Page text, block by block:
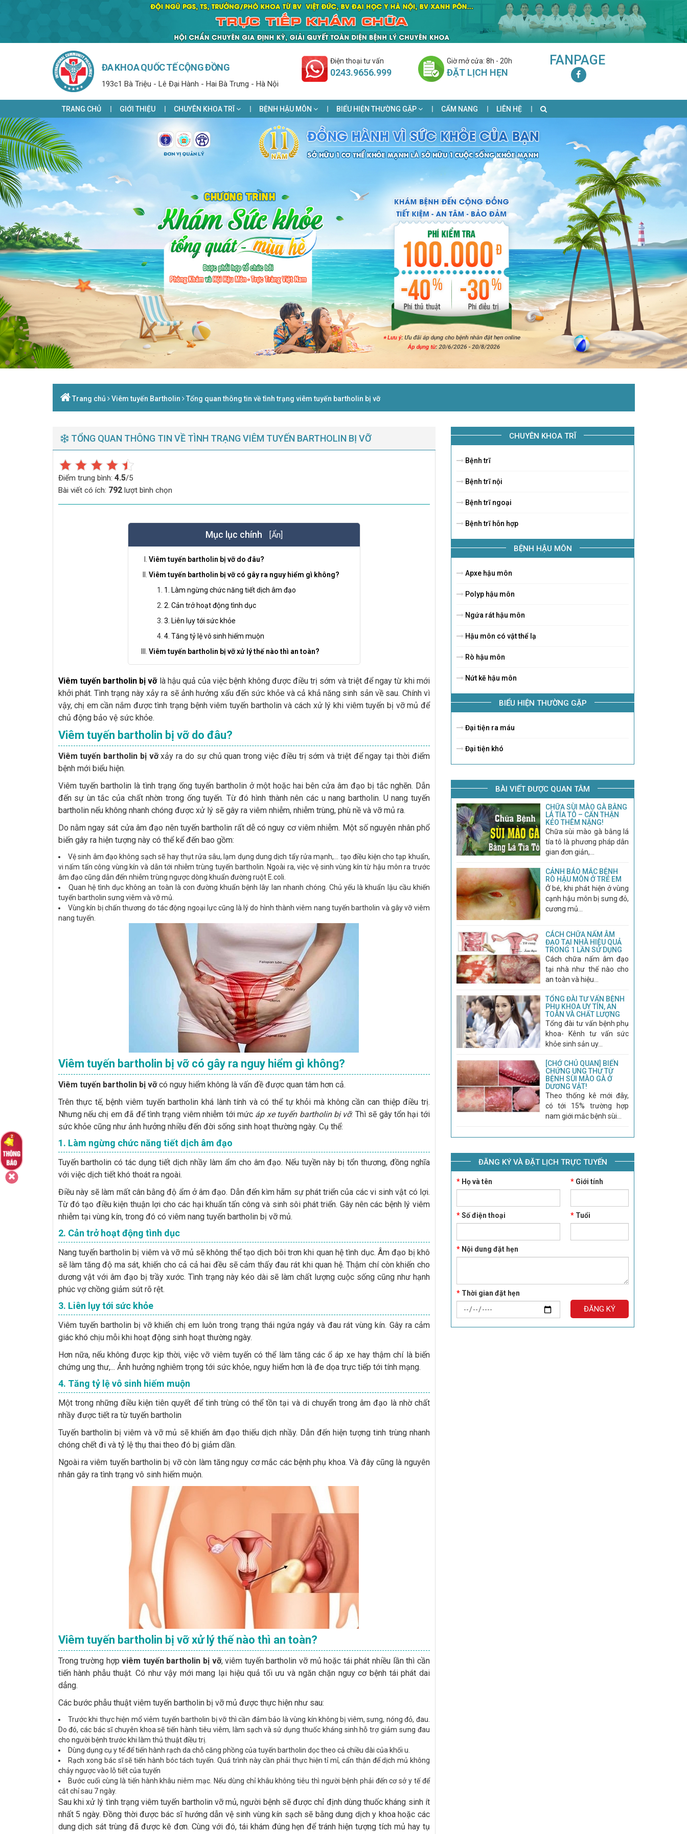
ĐA KHOA QUỐC TẾ CỘNG ĐỒNG
193c1 Bà Triệu - Lê Đại Hành - Hai Bà Trưng - Hà Nội
Điện thoại tư vấn
0243.9656.999
Giờ mở cửa: 8h - 20h
ĐẶT LỊCH HẸN
FANPAGE
TRANG CHỦ GIỚI THIỆU CHUYÊN KHOA TRĨ BỆNH HẬU MÔN BIỂU HIỆN THƯỜNG GẶP CẨM NANG LIÊN HỆ
Trang chủ Viêm tuyến Bartholin Tổng quan thông tin về tình trạng viêm tuyến bartholin bị vỡ
TỔNG QUAN THÔNG TIN VỀ TÌNH TRẠNG VIÊM TUYẾN BARTHOLIN BỊ VỠ
Điểm trung bình: 4.5/5
Bài viết có ích: 792lượt bình chọn
Mục lục chính [Ẩn]
Viêm tuyến bartholin bị vỡ do đâu?
Viêm tuyến bartholin bị vỡ có gây ra nguy hiểm gì không?
1. Làm ngừng chức năng tiết dịch âm đạo
2. Cản trở hoạt động tình dục
3. Liên lụy tới sức khỏe
4. Tăng tỷ lệ vô sinh hiếm muộn
Viêm tuyến bartholin bị vỡ xử lý thế nào thì an toàn?
Viêm tuyến bartholin bị vỡ là hậu quả của việc bệnh không được điều trị sớm và triệt để ngay từ khi mới
khởi phát. Tình trạng này xảy ra sẽ ảnh hưởng xấu đến sức khỏe và cả khả năng sinh sản về sau. Chính vì
vậy, chị em cần nắm được tình trạng bệnh viêm tuyến bartholin và cách xử lý khi viêm tuyến bị vỡ mủ để
chủ động bảo vệ sức khỏe.
Viêm tuyến bartholin bị vỡ do đâu?
Viêm tuyến bartholin bị vỡxảy ra do sự chủ quan trong việc điều trị sớm và triệt để ngay tại thời điểm
bệnh mới biểu hiện.
Viêm tuyến bartholin là tình trạng ống tuyến bartholin ở một hoặc hai bên cửa âm đạo bị tắc nghẽn. Dẫn
đến sự ùn tắc của chất nhờn trong ống tuyến. Từ đó hình thành nên các u nang bartholin. U nang tuyến
bartholin nếu không nhanh chóng được xử lý sẽ gây ra viêm nhiễm, nhiễm trùng, phù nề và vỡ mủ ra.
Do nằm ngay sát cửa âm đạo nên tuyến bartholin rất dễ có nguy cơ viêm nhiễm. Một số nguyên nhân phổ
biến gây ra hiện tượng này có thể kể đến bao gồm:
Vệ sinh âm đạo không sạch sẽ hay thụt rửa sâu, lạm dụng dung dịch tẩy rửa mạnh,... tạo điều kiện cho tạp khuẩn,
vi nấm tấn công vùng kín và dẫn tới nhiễm trùng tuyến bartholin. Ngoài ra, việc vệ sinh vùng kín từ hậu môn ra trước
âm đạo cũng dẫn đến nhiễm trùng ngược dòng khuẩn đường ruột E.coli.
Quan hệ tình dục không an toàn là con đường khuẩn bệnh lây lan nhanh chóng. Chủ yếu là khuẩn lậu cầu khiến
tuyến bartholin sưng viêm và vỡ mủ.
Vùng kín bị chấn thương do tác động ngoại lực cũng là lý do hình thành viêm nang tuyến bartholin và gây vỡ viêm
nang tuyến.
Viêm tuyến bartholin bị vỡ có gây ra nguy hiểm gì không?
Viêm tuyến bartholin bị vỡcó nguy hiểm không là vấn đề được quan tâm hơn cả.
Trên thực tế, bệnh viêm tuyến bartholin khá lành tính và có thể tự khỏi mà không cần can thiệp điều trị.
Nhưng nếu chị em đã để tình trạng viêm nhiễm tới mức áp xe tuyến bartholin bị vỡ. Thì sẽ gây tổn hại tới
sức khỏe cũng như ảnh hưởng nhiều đến đời sống sinh hoạt thường ngày. Cụ thể:
1. Làm ngừng chức năng tiết dịch âm đạo
Tuyến bartholin có tác dụng tiết dịch nhầy làm ẩm cho âm đạo. Nếu tuyền này bị tổn thương, đồng nghĩa
với việc dịch tiết khó thoát ra ngoài.
Điều này sẽ làm mất cân bằng độ ẩm ở âm đạo. Dẫn đến kìm hãm sự phát triển của các vi sinh vật có lợi.
Từ đó tạo điều kiện thuận lợi cho các hại khuẩn tấn công và sinh sôi phát triển. Gây nên các bệnh lý viêm
nhiễm tại vùng kín, trong đó có viêm nang tuyến bartholin bị vỡ mủ.
2. Cản trở hoạt động tình dục
Nang tuyến bartholin bị viêm và vỡ mủ sẽ không thể tạo dịch bôi trơn khi quan hệ tình dục. Âm đạo bị khô
sẽ làm tăng độ ma sát, khiến cho cả cả hai đều sẽ cảm thấy đau rát khi quan hệ. Thậm chí còn khiến cho
dương vật với âm đạo bị trầy xước. Tình trạng này kéo dài sẽ làm chất lượng cuộc sống cũng như hạnh
phúc vợ chồng giảm sút rõ rệt.
3. Liên lụy tới sức khỏe
Viêm tuyến bartholin bị vỡ khiến chị em luôn trong trạng thái ngứa ngáy và đau rát vùng kín. Gây ra cảm
giác khó chịu mỗi khi hoạt động sinh hoạt thường ngày.
Hơn nữa, nếu không được kịp thời, việc vỡ viêm tuyến có thể làm tăng các ổ áp xe hay thậm chí là biến
chứng ung thư,... Ảnh hưởng nghiêm trọng tới sức khỏe, nguy hiểm hơn là đe dọa trực tiếp tới tính mạng.
4. Tăng tỷ lệ vô sinh hiếm muộn
Một trong những điều kiện tiên quyết để tinh trùng có thể tồn tại và di chuyển trong âm đạo là nhờ chất
nhầy được tiết ra từ tuyến bartholin
Tuyến bartholin bị viêm và vỡ mủ sẽ khiến âm đạo thiếu dịch nhầy. Dẫn đến hiện tượng tinh trùng nhanh
chóng chết đi và tỷ lệ thụ thai theo đó bị giảm dần.
Ngoài ra viêm tuyến bartholin bị vỡ còn làm tăng nguy cơ mắc các bệnh phụ khoa. Và đây cũng là nguyên
nhân gây ra tình trạng vô sinh hiếm muộn.
Viêm tuyến bartholin bị vỡ xử lý thế nào thì an toàn?
Trong trường hợpviêm tuyến bartholin bị vỡ, viêm tuyến bartholin vỡ mủ hoặc tái phát nhiều lần thì cần
tiến hành phẫu thuật. Có như vậy mới mang lại hiệu quả tối ưu và ngăn chặn nguy cơ bệnh tái phát dai
dẳng.
Các bước phẫu thuật viêm tuyến bartholin bị vỡ mủ được thực hiện như sau:
Trước khi thực hiện mổ viêm tuyến bartholin bị vỡ thì cần đảm bảo là vùng kín không bị viêm, sưng, nóng đỏ, đau.
Do đó, các bác sĩ chuyên khoa sẽ tiến hành tiêu viêm, làm sạch và sử dụng thuốc kháng sinh hỗ trợ giảm sưng đau
cho người bệnh trước khi làm thủ thuật điều trị.
Dùng dụng cụ y tế để tiến hành rạch da chỗ căng phồng của tuyến bartholin dọc theo cả chiều dài của khối u.
Rạch xong bác sĩ sẽ tiến hành bóc tách tuyến. Quá trình này cần phải thực hiện tỉ mỉ, cẩn thận để dịch mủ không
chảy ngược vào lỗ tiết của tuyến
Bước cuối cùng là tiến hành khâu niêm mạc. Nếu dùng chỉ khâu không tiêu thì người bệnh phải đến cơ sở y tế để
cắt chỉ sau 7 ngày.
Sau khi xử lý tình trạng viêm tuyến bartholin vỡ mủ, người bệnh sẽ được chỉ định dùng thuốc kháng sinh ít
nhất 5 ngày. Đồng thời được bác sĩ hướng dẫn vệ sinh vùng kín sạch sẽ bằng dung dịch y khoa hoặc các
dung dịch sát trùng đã được kê đơn. Cùng với đó, tái khám đúng hẹn để tránh hiện tượng tích mủ hay tụ
CHUYÊN KHOA TRĨ
Bệnh trĩ
Bệnh trĩ nội
Bệnh trĩ ngoại
Bệnh trĩ hỗn hợp
BỆNH HẬU MÔN
Apxe hậu môn
Polyp hậu môn
Ngứa rát hậu môn
Hậu môn có vật thể lạ
Rò hậu môn
Nứt kẽ hậu môn
BIỂU HIỆN THƯỜNG GẶP
Đại tiện ra máu
Đại tiện khó
BÀI VIẾT ĐƯỢC QUAN TÂM
CHỮA SÙI MÀO GÀ BẰNG
LÁ TÍA TÔ – CẨN THẬN
KẺO THÊM NẶNG!
Chữa sùi mào gà bằng lá
tía tô là phương pháp dân
gian đơn giản,...
CẢNH BÁO MẮC BỆNH
RÒ HẬU MÔN Ở TRẺ EM
Ở bé, khi phát hiện ở vùng
cạnh hậu môn bị sưng đỏ,
cương mủ...
CÁCH CHỮA NẤM ÂM
ĐẠO TẠI NHÀ HIỆU QUẢ
TRONG 1 LẦN SỬ DỤNG
Cách chữa nấm âm đạo
tại nhà như thế nào cho
an toàn và hiệu...
TỔNG ĐÀI TƯ VẤN BỆNH
PHỤ KHOA UY TÍN, AN
TOÀN VÀ CHẤT LƯỢNG
Tổng đài tư vấn bệnh phụ
khoa- Kênh tư vấn sức
khỏe sinh sản uy...
[CHỚ CHỦ QUAN] BIẾN
CHỨNG UNG THƯ TỪ
BỆNH SÙI MÀO GÀ Ở
DƯƠNG VẬT!
Theo thống kê mới đây,
có tới 15% trường hợp
nam giới mắc bệnh sùi...
ĐĂNG KÝ VÀ ĐẶT LỊCH TRỰC TUYẾN
*Họ và tên *Giới tính
*Số điện thoại *Tuổi
*Nội dung đặt hẹn
*Thời gian đặt hẹn
ĐĂNG KÝ